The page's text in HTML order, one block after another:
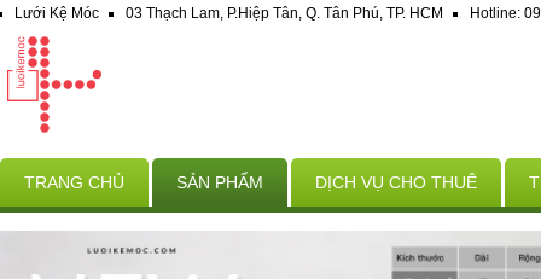
Lưới Kệ Móc 03 Thạch Lam, P.Hiệp Tân, Q. Tân Phú, TP. HCM Hotline:
TRANG CHỦ SẢN PHẨM DỊCH VỤ CHO THUÊ